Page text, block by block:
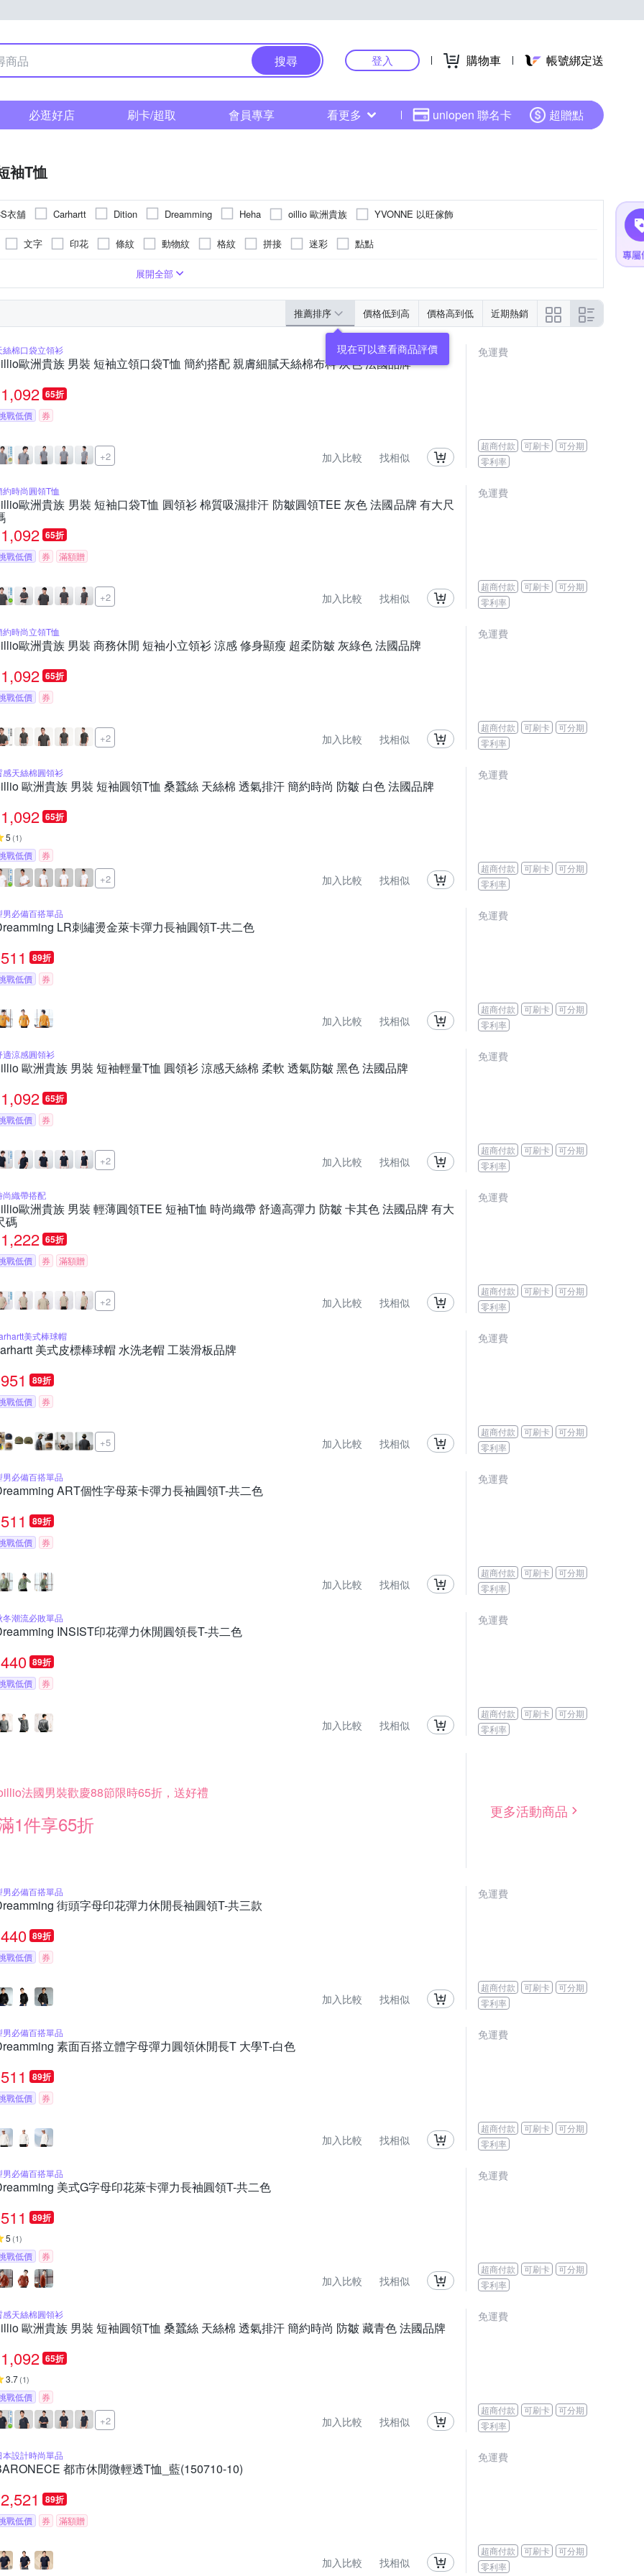
搜尋 登入 購物車 帳號綁定送
必逛好店 刷卡/超取 會員專享 看更多 uniopen 聯名卡 超贈點
袖T恤
衣舖 Carhartt Dition Dreamming Heha oillio 歐洲貴族 YVONNE 以旺傢飾
文字 印花 條紋 動物紋 格紋 拼接 迷彩
點點
3XL 4XL
展開全部
推薦排序 價格低到高 價格高到低 近期熱銷
絲棉口袋立領衫
歐洲貴族 男裝 短袖立領口袋T恤 簡約搭配 親膚細膩天絲棉布料 灰色 法國品牌
1,092 65折
戰低價 券
+2 加入比較 找相似
免運費
超商付款 可刷卡
可分期
零利率
約時尚圓領T恤
歐洲貴族 男裝 短袖口袋T恤 圓領衫 棉質吸濕排汗 防皺圓領TEE 灰色 法國品牌 有大尺
1,092 65折
戰低價 券 滿額贈
+2 加入比較 找相似
免運費
超商付款 可刷卡
可分期
零利率
約時尚立領T恤
歐洲貴族 男裝 商務休閒 短袖小立領衫 涼感 修身顯瘦 超柔防皺 灰綠色 法國品牌
1,092 65折
戰低價 券
+2 加入比較 找相似
免運費
超商付款 可刷卡
可分期
零利率
感天絲棉圓領衫
歐洲貴族 男裝 短袖圓領T恤 桑蠶絲 天絲棉 透氣排汗 簡約時尚 防皺 白色 法國品牌
1,092 65折
5 (1)
戰低價 券
+2 加入比較 找相似
免運費
超商付款 可刷卡
可分期
零利率
男必備百搭單品
LR刺繡燙金萊卡彈力長袖圓領T-共二色
511 89折
戰低價 券
加入比較 找相似
免運費
超商付款 可刷卡
可分期
零利率
適涼感圓領衫
歐洲貴族 男裝 短袖輕量T恤 圓領衫 涼感天絲棉 柔軟 透氣防皺 黑色 法國品牌
1,092 65折
戰低價 券
+2 加入比較 找相似
免運費
超商付款 可刷卡
可分期
零利率
尚織帶搭配
歐洲貴族 男裝 輕薄圓領TEE 短袖T恤 時尚織帶 舒適高彈力 防皺 卡其色 法國品牌 有大
碼
1,222 65折
戰低價 券 滿額贈
+2 加入比較 找相似
免運費
超商付款 可刷卡
可分期
零利率
美式棒球帽
美式皮標棒球帽 水洗老帽 工裝滑板品牌
951 89折
戰低價 券
+5 加入比較 找相似
免運費
超商付款 可刷卡
可分期
零利率
男必備百搭單品
ART個性字母萊卡彈力長袖圓領T-共二色
511 89折
戰低價 券
加入比較 找相似
免運費
超商付款 可刷卡
可分期
零利率
冬潮流必敗單品
INSIST印花彈力休閒圓領長T-共二色
440 89折
戰低價 券
加入比較 找相似
免運費
超商付款 可刷卡
可分期
零利率
法國男裝歡慶88節限時65折，送好禮
1件享65折
更多活動商品
男必備百搭單品
街頭字母印花彈力休閒長袖圓領T-共三款
440 89折
戰低價 券
加入比較 找相似
免運費
超商付款 可刷卡
可分期
零利率
男必備百搭單品
素面百搭立體字母彈力圓領休閒長T 大學T-白色
511 89折
戰低價 券
加入比較 找相似
免運費
超商付款 可刷卡
可分期
零利率
男必備百搭單品
美式G字母印花萊卡彈力長袖圓領T-共二色
511 89折
5 (1)
戰低價 券
加入比較 找相似
免運費
超商付款 可刷卡
可分期
零利率
感天絲棉圓領衫
歐洲貴族 男裝 短袖圓領T恤 桑蠶絲 天絲棉 透氣排汗 簡約時尚 防皺 藏青色 法國品牌
1,092 65折
3.7(1)
戰低價 券
+2 加入比較 找相似
免運費
超商付款 可刷卡
可分期
零利率
本設計時尚單品
都市休閒微輕透T恤_藍(150710-10)
2,521 89折
戰低價 券 滿額贈
加入比較 找相似
免運費
超商付款 可刷卡
可分期
零利率